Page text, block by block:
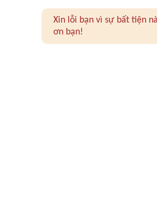
Xin lỗi bạn vì sự bất tiện
ơn bạn!